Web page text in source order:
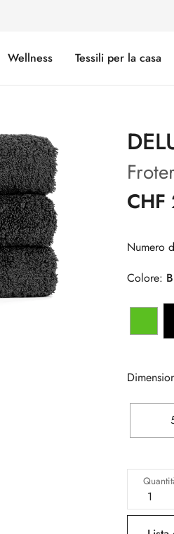
Wellness Tessili per la casa
Numero
Colore: